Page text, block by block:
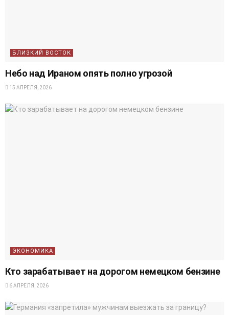
БЛИЗКИЙ ВОСТОК
Небо над Ираном опять полно угрозой
15 АПРЕЛЯ, 2026
ЭКОНОМИКА
Кто зарабатывает на дорогом немецком бензине
6 АПРЕЛЯ, 2026